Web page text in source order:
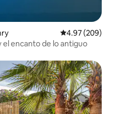
Calificación
4.97 (209)
el encanto de lo antiguo